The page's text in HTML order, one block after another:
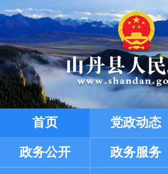
首页 党政动态
政务公开 政务服务